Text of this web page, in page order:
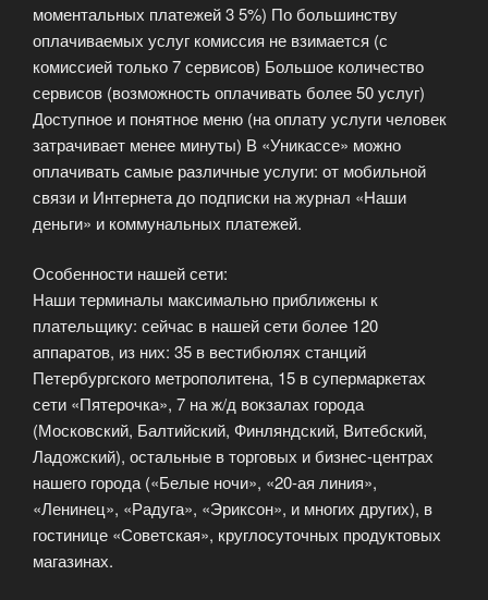
моментальных платежей 3 5%) По большинству
оплачиваемых услуг комиссия не взимается (с
комиссией только 7 сервисов) Большое количество
сервисов (возможность оплачивать более 50 услуг)
Доступное и понятное меню (на оплату услуги человек
затрачивает менее минуты) В «Уникассе» можно
оплачивать самые различные услуги: от мобильной
связи и Интернета до подписки на журнал «Наши
деньги» и коммунальных платежей.
Особенности нашей сети:
Наши терминалы максимально приближены к
плательщику: сейчас в нашей сети более 120
аппаратов, из них: 35 в вестибюлях станций
Петербургского метрополитена, 15 в супермаркетах
сети «Пятерочка», 7 на ж/д вокзалах города
(Московский, Балтийский, Финляндский, Витебский,
Ладожский), остальные в торговых и бизнес-центрах
нашего города («Белые ночи», «20-ая линия»,
«Ленинец», «Радуга», «Эриксон», и многих других), в
гостинице «Советская», круглосуточных продуктовых
магазинах.